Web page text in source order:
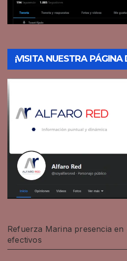
¡VISITA NUESTRA
Refuerza Marina presencia
efectivos